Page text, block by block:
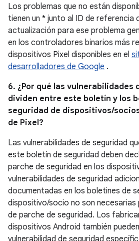
Los problemas que no están
tienen un * junto al ID de referencia
actualización para ese problema
en los controladores binarios más
dispositivos Pixel disponibles en el
desarrolladores de Google .
6. ¿Por qué las vulnerabilidades
dividen entre este boletín y los
seguridad de dispositivos/
de Pixel?
Las vulnerabilidades de seguridad
este boletín de seguridad deben
parche de seguridad en los
vulnerabilidades de seguridad
documentadas en los boletines de
dispositivo/socio no son necesarias
de parche de seguridad. Los
dispositivos Android también
vulnerabilidad de seguridad